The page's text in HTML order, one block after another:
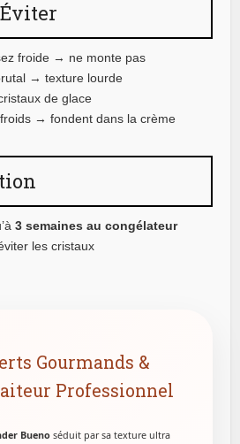
froide → ne monte pas
→ texture lourde
de glace
→ fondent dans la crème
3 semaines au congélateur
les cristaux
Gourmands &
Professionnel
Buenoséduit par sa texture ultra